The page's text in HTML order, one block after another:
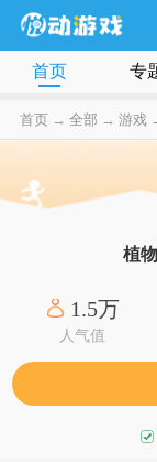
首页 专
首页→ 全部 → 游戏
植
1.5万
人气值